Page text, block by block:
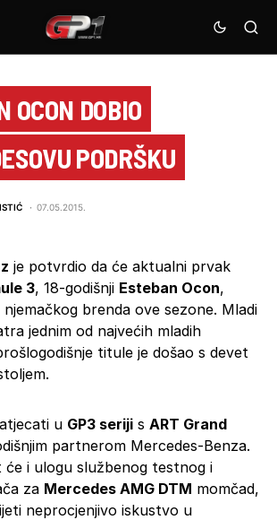
OCON DOBIO
PODRŠKU
07.05.2015.
je potvrdio da će aktualni prvak
3, 18-godišnji Esteban Ocon,
brenda ove sezone. Mladi
jednim od najvećih mladih
titule je došao s devet
u GP3 seriji s ART Grand
partnerom Mercedes-Benza.
će i ulogu službenog testnog i
za Mercedes AMG DTM momčad,
neprocjenjivo iskustvo u